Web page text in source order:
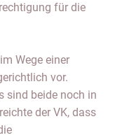
für die
Wege einer
vor.
sind beide noch in
der VK, dass